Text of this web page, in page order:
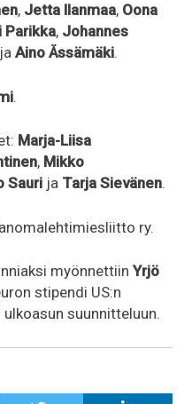
, Jetta Ilanmaa, Oona
Parikka, Johannes
jaAino Ässämäki.
.
Marja-Liisa
, Mikko
Sauri ja Tarja Sievänen.
ry.
myönnettiin Yrjö
stipendi US:n
ulkoasun suunnitteluun.